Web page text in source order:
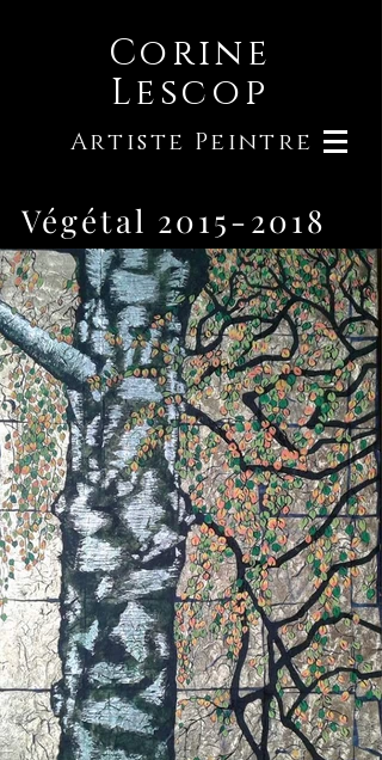
Corine
Lescop
Artiste Peintre
Végétal 2015-2018